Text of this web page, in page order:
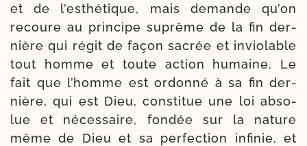
et de l’esthétique, mais demande qu’on
recoure au prin­cipe suprême de la fin der­
nière qui régit de façon sacrée et invio­lable
tout homme et toute action humaine. Le
fait que l’homme est ordon­né à sa fin der­
nière, qui est Dieu, consti­tue une loi abso­
lue et néces­saire, fon­dée sur la nature
même de Dieu et sa per­fec­tion infi­nie, et